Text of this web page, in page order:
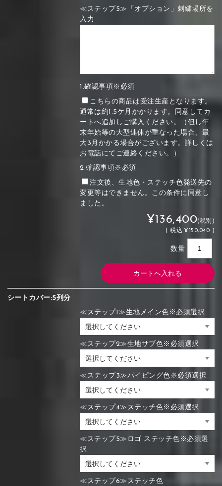
≪ステップ5≫「オプション」刺繍場所を
入力
1.確認事項※必須
こちらの商品は受注生産となります。
通常は約1.5ケ月かかります。同意してカ
ートへ追加しご購入ください。（但し年
末年始等の大型連休が重なった場合、最
大3月かかる場合がございます。詳しくは
お電話にてご連絡ください。）
2.確認事項※必須
注文後、生地色・ステッチ色発送先の
変更等はできません。この条件に同意し
ました。
¥136,400(税別)
(税込 ¥150,040 )
数量
シートカバー:5列分
≪ステップ1≫生地メイン色※必須選択
≪ステップ2≫生地サブ色※必須選択
≪ステップ3≫パイピング色※必須選択
≪ステップ4≫ステッチ色※必須選択
≪ステップ5≫ロゴ ステッチ色※必須選
択
≪ステップ6≫ステッチ色